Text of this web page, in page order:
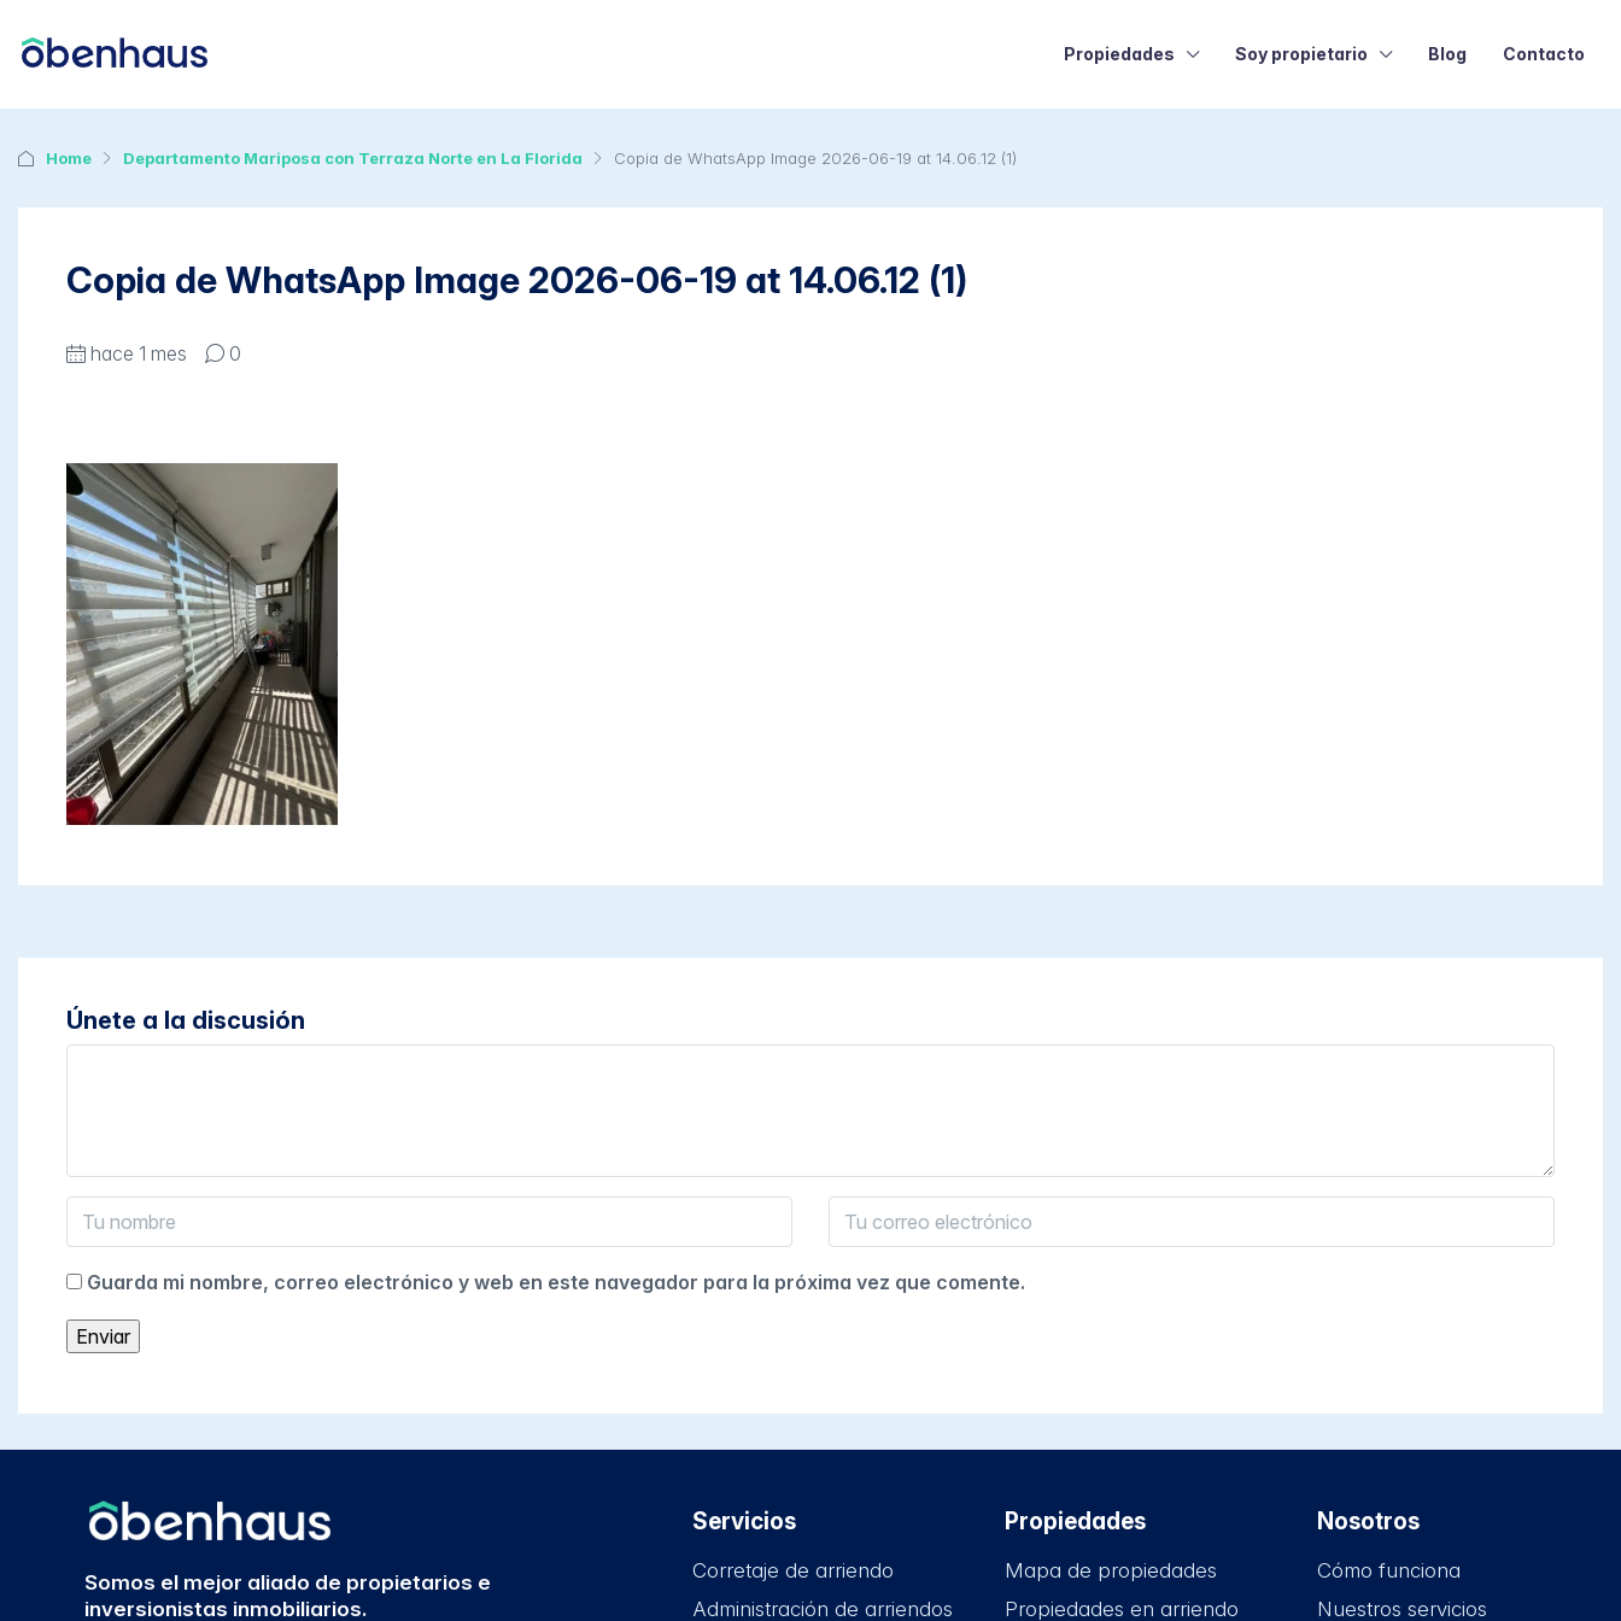
Propiedades Soy propietario Blog Contacto
Home Departamento Mariposa con Terraza Norte en La Florida Copia de WhatsApp Image 2026-06-19 at 14.06.12 (1)
Copia de WhatsApp Image 2026-06-19 at 14.06.12 (1)
hace 1 mes 0
Únete a la discusión
Guarda mi nombre, correo electrónico y web en este navegador para la próxima vez que comente.
Somos el mejor aliado de propietarios e
inversionistas inmobiliarios.
Servicios
Corretaje de arriendo
Administración de arriendos
Propiedades
Mapa de propiedades
Propiedades en arriendo
Nosotros
Cómo funciona
Nuestros servicios